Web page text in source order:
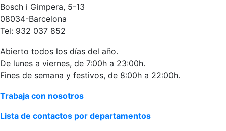
Restaurante
El Snack
Casa Arilla
Chill Out
Bar Piscina
Bosch i Gimpera, 5-13
08034-Barcelona
Tel: 932 037 852
Abierto todos los días del año.
De lunes a viernes, de 7:00h a 23:00h.
Fines de semana y festivos, de 8:00h a 22:00h.
Trabaja con nosotros
Lista de contactos por departamentos